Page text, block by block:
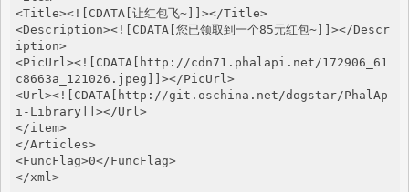
<Title><![CDATA[让红包飞~]]></Title>
<Description><![CDATA[您已领取到一个85元红包~]]></Descr
iption>
<PicUrl><![CDATA[http://cdn71.phalapi.net/172906_61
c8663a_121026.jpeg]]></PicUrl>
<Url><![CDATA[http://git.oschina.net/dogstar/PhalAp
i-Library]]></Url>
</item>
</Articles>
<FuncFlag>0</FuncFlag>
</xml>